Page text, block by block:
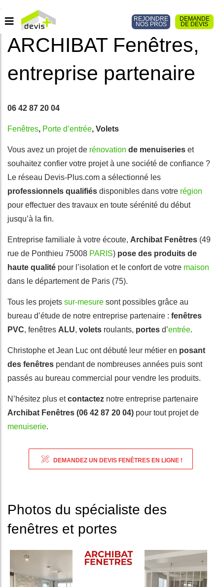
DEMANDE
DE DEVIS
REJOINDRE
NOS PROS
ARCHIBAT Fenêtres,
entreprise partenaire
06 42 87 20 04
Fenêtres, Porte d’entrée, Volets
Vous avez un projet de rénovation de menuiseries et
souhaitez confier votre projet à une société de confiance ?
Le réseau Devis-Plus.com a sélectionné les
professionnels qualifiés disponibles dans votre région
pour effectuer des travaux en toute sérénité du début
jusqu’à la fin.
Entreprise familiale à votre écoute, Archibat Fenêtres (49
rue de Ponthieu 75008 PARIS) pose des produits de
haute qualité pour l’isolation et le confort de votre maison
dans le département de Paris (75).
Tous les projets sur-mesure sont possibles grâce au
bureau d’étude de notre entreprise partenaire : fenêtres
PVC, fenêtres ALU, volets roulants, portes d’entrée.
Christophe et Jean Luc ont débuté leur métier en posant
des fenêtres pendant de nombreuses années puis sont
passés au bureau commercial pour vendre les produits.
N’hésitez plus etcontactez notre entreprise partenaire
Archibat Fenêtres (06 42 87 20 04) pour tout projet de
menuiserie.
DEMANDEZ UN DEVIS FENÊTRES EN LIGNE !
Photos du spécialiste des
fenêtres et portes